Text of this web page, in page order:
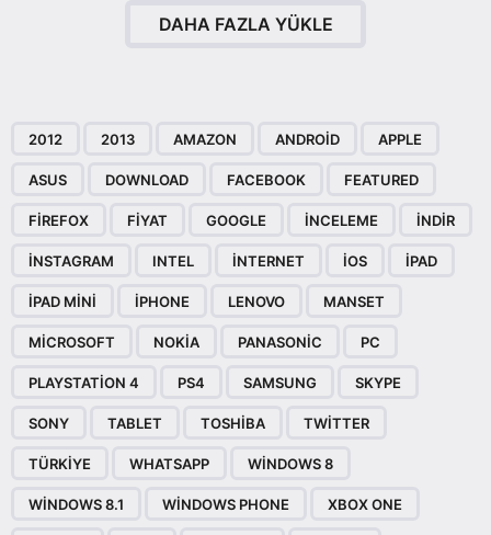
DAHA FAZLA YÜKLE
2012 2013 AMAZON ANDROID APPLE
ASUS DOWNLOAD FACEBOOK FEATURED
FIREFOX FIYAT GOOGLE INCELEME INDIR
INSTAGRAM INTEL INTERNET IOS IPAD
IPAD MINI IPHONE LENOVO MANSET
MICROSOFT NOKIA PANASONIC PC
PLAYSTATION 4 PS4 SAMSUNG SKYPE
SONY TABLET TOSHIBA TWITTER
TÜRKIYE WHATSAPP WINDOWS 8
WINDOWS 8.1 WINDOWS PHONE XBOX ONE